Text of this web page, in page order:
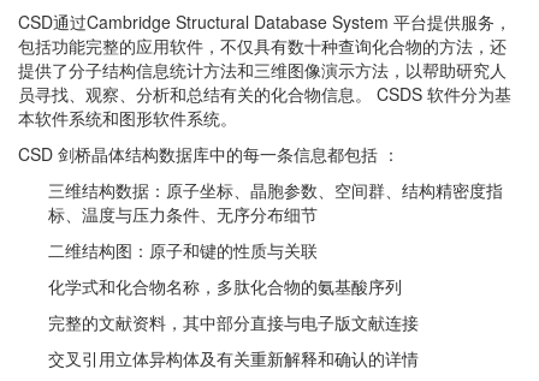
CSD通过Cambridge Structural Database System 平台提供服务，
包括功能完整的应用软件，不仅具有数十种查询化合物的方法，还
提供了分子结构信息统计方法和三维图像演示方法，以帮助研究人
员寻找、观察、分析和总结有关的化合物信息。 CSDS 软件分为基
本软件系统和图形软件系统。
CSD 剑桥晶体结构数据库中的每一条信息都包括 ：
三维结构数据：原子坐标、晶胞参数、空间群、结构精密度指
标、温度与压力条件、无序分布细节
二维结构图：原子和键的性质与关联
化学式和化合物名称，多肽化合物的氨基酸序列
完整的文献资料，其中部分直接与电子版文献连接
交叉引用立体异构体及有关重新解释和确认的详情